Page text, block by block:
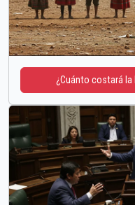
¿Cuánto costará la